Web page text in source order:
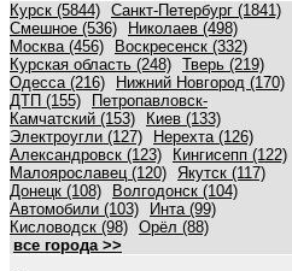
Курск (5844) Санкт-Петербург (1841)
Смешное (536)
Николаев (498)
Москва (456)
Воскресенск (332)
Курская область (248) Тверь (219)
Одесса (216)
Нижний Новгород (170)
ДТП (155)
Петропавловск-
Камчатский (153)
Киев (133)
Электроугли (127)
Нерехта (126)
Александровск (123)
Кингисепп (122)
Малоярославец (120) Якутск (117)
Донецк (108)
Волгодонск (104)
Автомобили (103)
Инта (99)
Кисловодск (98) Орёл (88)
все города >>